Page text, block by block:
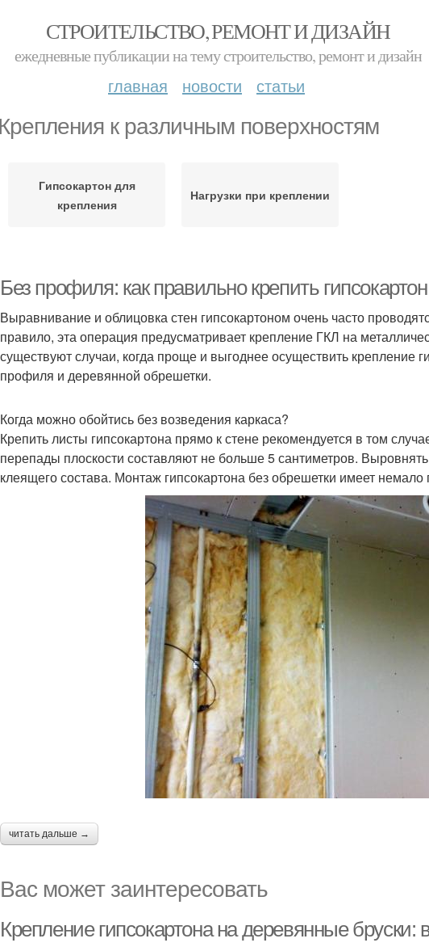
СТРОИТЕЛЬСТВО, РЕМОНТ И ДИЗАЙН
ежедневные публикации на тему строительство, ремонт и дизайн
главная новости статьи
Крепления к различным поверхностям
Гипсокартон для
крепления
Нагрузки при креплении
Без профиля: как правильно крепить
Выравнивание и облицовка стен гипсокартоном очень часто
правило, эта операция предусматривает крепление ГКЛ на
существуют случаи, когда проще и выгоднее осуществить крепление
профиля и деревянной обрешетки.
Когда можно обойтись без возведения каркаса?
Крепить листы гипсокартона прямо к стене рекомендуется в том
перепады плоскости составляют не больше 5 сантиметров.
клеящего состава. Монтаж гипсокартона без обрешетки имеет
читать дальше →
Вас может заинтересовать
Крепление гипсокартона на деревянные бруски: